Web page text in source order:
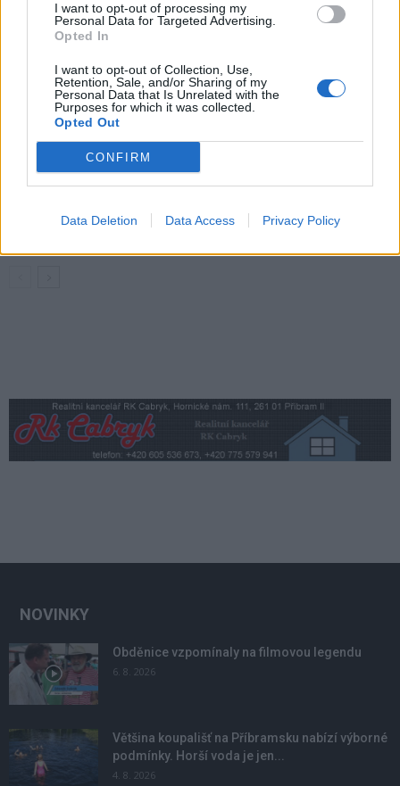
I want to opt-out of processing my
Personal Data for Targeted Advertising.
Opted In
I want to opt-out of Collection, Use,
Retention, Sale, and/or Sharing of my
Personal Data that Is Unrelated with the
Purposes for which it was collected.
Opted Out
CONFIRM
Data Deletion Data Access Privacy Policy
Parkovací dům jako levná garáž? Opozice
zpochybňuje jeho využití
O čem se mluví
Stačí občanka, nebo je průkazka nutná?
Příbram řeší jednodušší cestování
seniorů MHD
Obyvatelé upozorňují na problémy v okolí
náměstí 17. listopadu. Radnice tvrdí, že
situaci má pod kontrolou
NOVINKY
Obděnice vzpomínaly na filmovou legendu
6. 8. 2026
Většina koupališť na Příbramsku nabízí výborné
podmínky. Horší voda je jen...
4. 8. 2026